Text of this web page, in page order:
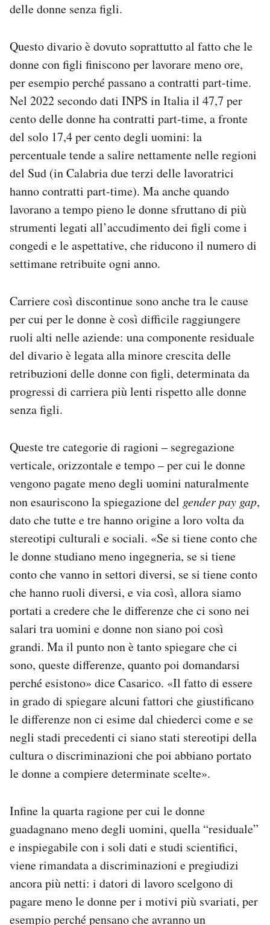
delle donne senza figli.
Questo divario è dovuto soprattutto al fatto che le
donne con figli finiscono per lavorare meno ore,
per esempio perché passano a contratti part-time.
Nel 2022 secondo dati INPS in Italia il 47,7 per
cento delle donne ha contratti part-time, a fronte
del solo 17,4 per cento degli uomini: la
percentuale tende a salire nettamente nelle regioni
del Sud (in Calabria due terzi delle lavoratrici
hanno contratti part-time). Ma anche quando
lavorano a tempo pieno le donne sfruttano di più
strumenti legati all’accudimento dei figli come i
congedi e le aspettative, che riducono il numero di
settimane retribuite ogni anno.
Carriere così discontinue sono anche tra le cause
per cui per le donne è così difficile raggiungere
ruoli alti nelle aziende: una componente residuale
del divario è legata alla minore crescita delle
retribuzioni delle donne con figli, determinata da
progressi di carriera più lenti rispetto alle donne
senza figli.
Queste tre categorie di ragioni – segregazione
verticale, orizzontale e tempo – per cui le donne
vengono pagate meno degli uomini naturalmente
non esauriscono la spiegazione del gender pay gap,
dato che tutte e tre hanno origine a loro volta da
stereotipi culturali e sociali. «Se si tiene conto che
le donne studiano meno ingegneria, se si tiene
conto che vanno in settori diversi, se si tiene conto
che hanno ruoli diversi, e via così, allora siamo
portati a credere che le differenze che ci sono nei
salari tra uomini e donne non siano poi così
grandi. Ma il punto non è tanto spiegare che ci
sono, queste differenze, quanto poi domandarsi
perché esistono» dice Casarico. «Il fatto di essere
in grado di spiegare alcuni fattori che giustificano
le differenze non ci esime dal chiederci come e se
negli stadi precedenti ci siano stati stereotipi della
cultura o discriminazioni che poi abbiano portato
le donne a compiere determinate scelte».
Infine la quarta ragione per cui le donne
guadagnano meno degli uomini, quella “residuale”
e inspiegabile con i soli dati e studi scientifici,
viene rimandata a discriminazioni e pregiudizi
ancora più netti: i datori di lavoro scelgono di
pagare meno le donne per i motivi più svariati, per
esempio perché pensano che avranno un